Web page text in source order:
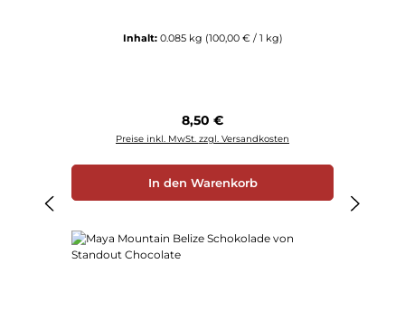
Inhalt: 0.085 kg (100,00 € / 1 kg)
Regulärer Preis:
8,50 €
Preise inkl. MwSt. zzgl. Versandkosten
In den Warenkorb